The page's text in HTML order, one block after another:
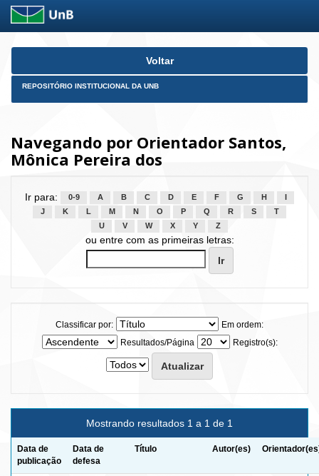
Skip
Voltar
REPOSITÓRIO INSTITUCIONAL DA UNB
Navegando por Orientador Santos,
Mônica Pereira dos
Ir para: 0-9 A B C D E F G H
J
K L M N O P Q R S
T
U
V W X Y Z
ou entre com as primeiras letras:
Classificar por:
Em ordem:
Resultados/Página
Registro(s):
Mostrando resultados 1 a 1 de 1
Data de
publicação
Data de
defesa
Título Autor(es)